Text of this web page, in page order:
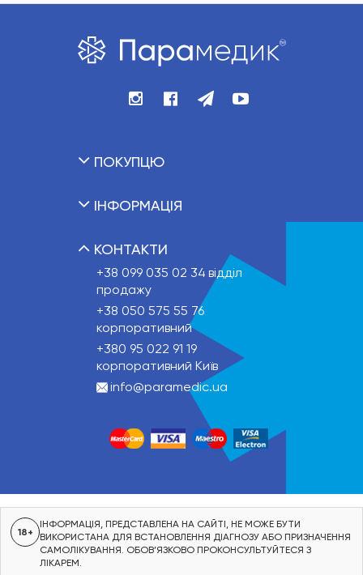
ПОКУПЦЮ
ІНФОРМАЦІЯ
КОНТАКТИ
+38 099 035 02 34 відділ
продажу
+38 050 575 55 76
корпоративний
+380 95 022 91 19
корпоративний Київ
info@paramedic.ua
18+
ІНФОРМАЦІЯ, ПРЕДСТАВЛЕНА НА САЙТІ, НЕ МОЖЕ БУТИ
ВИКОРИСТАНА ДЛЯ ВСТАНОВЛЕННЯ ДІАГНОЗУ АБО ПРИЗНАЧЕННЯ
САМОЛІКУВАННЯ. ОБОВ’ЯЗКОВО ПРОКОНСУЛЬТУЙТЕСЯ З
ЛІКАРЕМ.